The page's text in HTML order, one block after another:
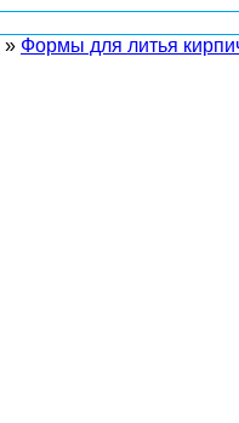
» Формы для литья